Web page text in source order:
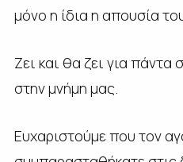
μόνο η ίδια η απουσία
Ζει και θα ζει για πάντα
στην μνήμη μας.
Ευχαριστούμε που τον